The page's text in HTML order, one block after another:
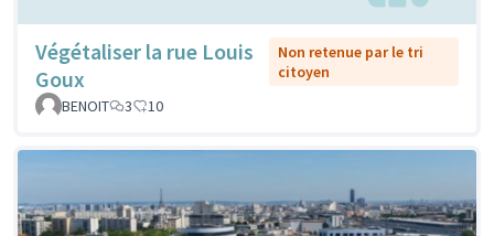
Végétaliser la rue Louis
Goux
Non retenue par le tri
citoyen
BENOIT
3 10